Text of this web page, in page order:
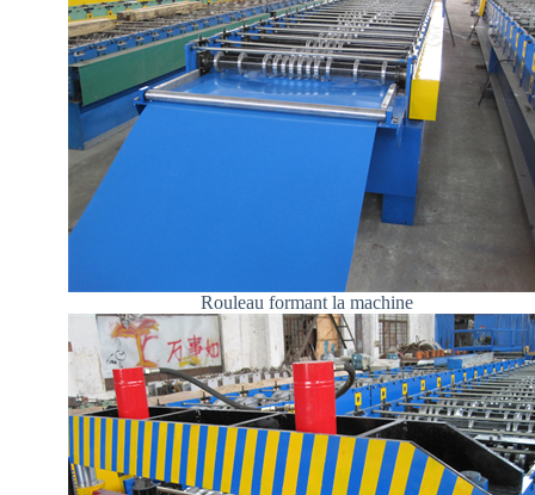
Rouleau formant la machine